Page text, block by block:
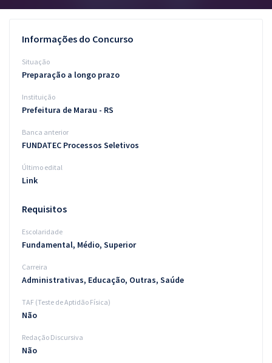
Questões grátis
Blog
Aprovados
Atendimento
Informações do Concurso
Situação
Preparação a longo prazo
Instituição
Prefeitura de Marau - RS
Banca anterior
FUNDATEC Processos Seletivos
Último edital
Link
Requisitos
Escolaridade
Fundamental, Médio, Superior
Carreira
Administrativas, Educação, Outras, Saúde
TAF (Teste de Aptidão Física)
Não
Redação Discursiva
Não